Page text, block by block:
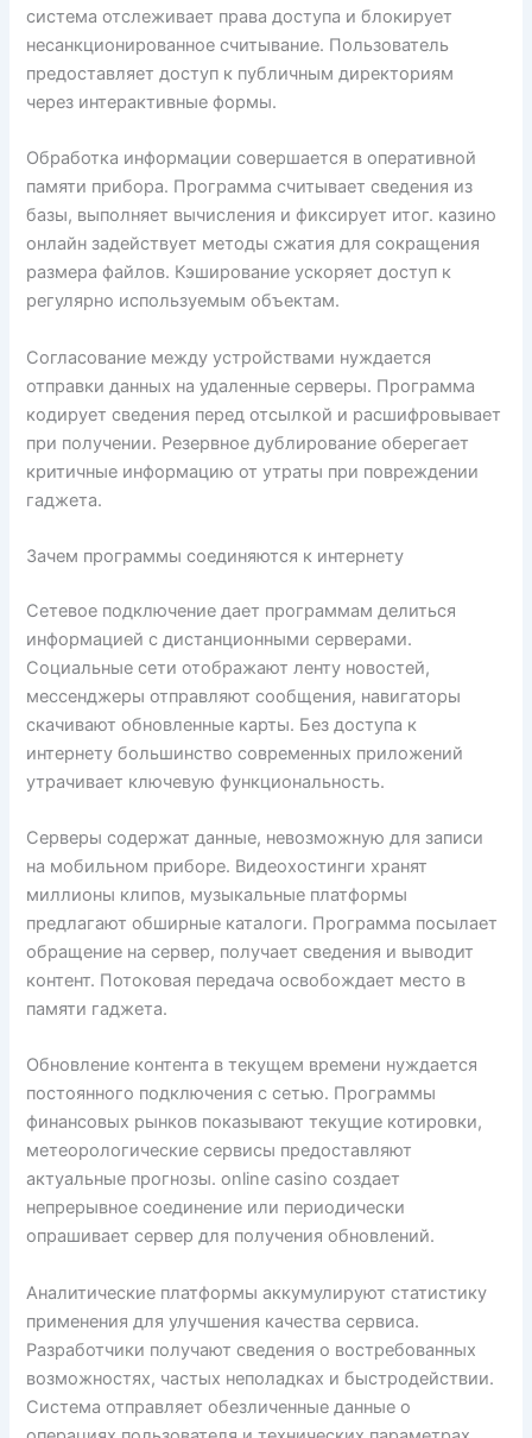
система отслеживает права доступа и блокирует
несанкционированное считывание. Пользователь
предоставляет доступ к публичным директориям
через интерактивные формы.
Обработка информации совершается в оперативной
памяти прибора. Программа считывает сведения из
базы, выполняет вычисления и фиксирует итог. казино
онлайн задействует методы сжатия для сокращения
размера файлов. Кэширование ускоряет доступ к
регулярно используемым объектам.
Согласование между устройствами нуждается
отправки данных на удаленные серверы. Программа
кодирует сведения перед отсылкой и расшифровывает
при получении. Резервное дублирование оберегает
критичные информацию от утраты при повреждении
гаджета.
Зачем программы соединяются к интернету
Сетевое подключение дает программам делиться
информацией с дистанционными серверами.
Социальные сети отображают ленту новостей,
мессенджеры отправляют сообщения, навигаторы
скачивают обновленные карты. Без доступа к
интернету большинство современных приложений
утрачивает ключевую функциональность.
Серверы содержат данные, невозможную для записи
на мобильном приборе. Видеохостинги хранят
миллионы клипов, музыкальные платформы
предлагают обширные каталоги. Программа посылает
обращение на сервер, получает сведения и выводит
контент. Потоковая передача освобождает место в
памяти гаджета.
Обновление контента в текущем времени нуждается
постоянного подключения с сетью. Программы
финансовых рынков показывают текущие котировки,
метеорологические сервисы предоставляют
актуальные прогнозы. online casino создает
непрерывное соединение или периодически
опрашивает сервер для получения обновлений.
Аналитические платформы аккумулируют статистику
применения для улучшения качества сервиса.
Разработчики получают сведения о востребованных
возможностях, частых неполадках и быстродействии.
Система отправляет обезличенные данные о